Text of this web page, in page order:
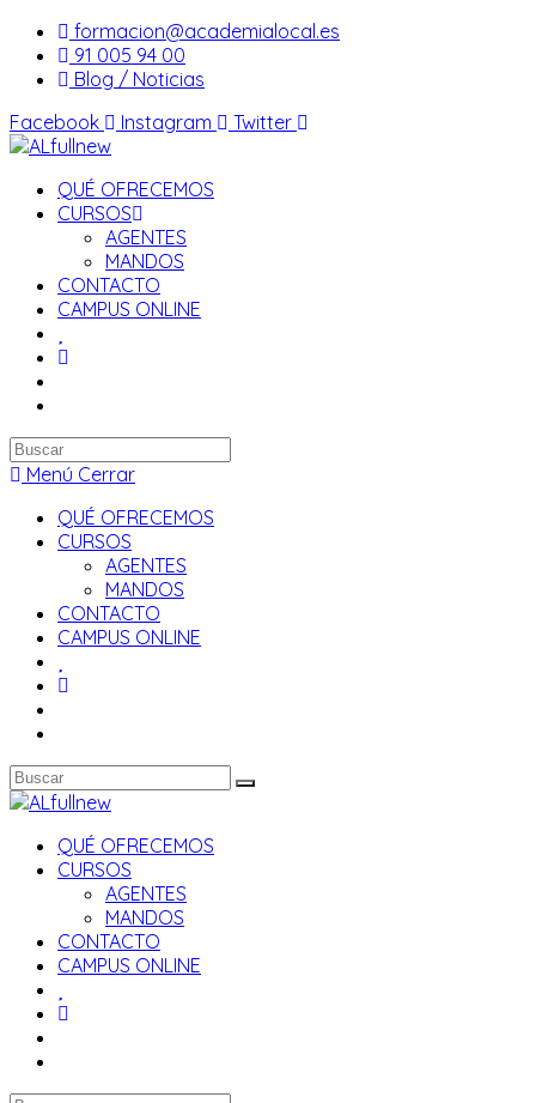
Saltar
contenido
formacion@academialocal.es
91 005 94 00
Blog / Noticias
Facebook
Instagram Twitter
QUÉ OFRECEMOS
CURSOS
AGENTES
MANDOS
CONTACTO
CAMPUS ONLINE
Buscar
en
web
Menú Cerrar
QUÉ OFRECEMOS
CURSOS
AGENTES
MANDOS
CONTACTO
CAMPUS ONLINE
QUÉ OFRECEMOS
CURSOS
AGENTES
MANDOS
CONTACTO
CAMPUS ONLINE